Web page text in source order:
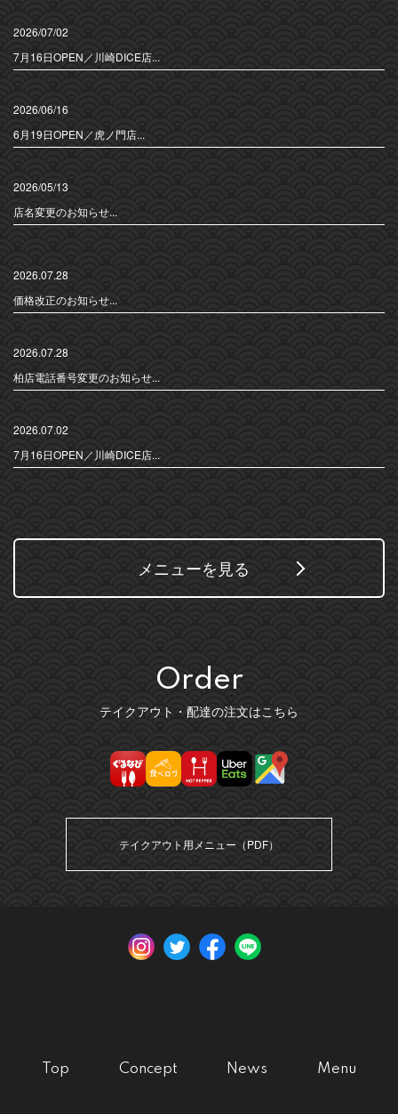
2026/07/02
7月16日OPEN／川崎DICE店...
2026/06/16
6月19日OPEN／虎ノ門店...
2026/05/13
店名変更のお知らせ...
2026.07.28
価格改正のお知らせ...
2026.07.28
柏店電話番号変更のお知らせ...
2026.07.02
7月16日OPEN／川崎DICE店...
メニューを見る
Order
テイクアウト・配達の注文はこちら
テイクアウト用メニュー（PDF）
Top Concept News Menu